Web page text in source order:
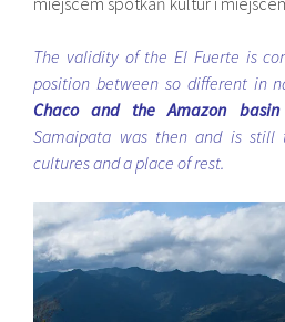
The validity of the El Fuerte is
position between so different in
Chaco and the Amazon basin
Samaipata was then and is still
cultures and a place of rest.